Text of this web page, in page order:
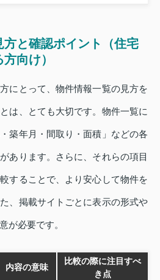
と確認ポイント（住宅
向け）
にとって、物件情報一覧の見方を
は、とても大切です。物件一覧に
築年月・間取り・面積」などの各
あります。さらに、それらの項目
することで、より安心して物件を
、掲載サイトごとに表示の形式や
が必要です。
内容の意味
比較の際に注目すべ
き点